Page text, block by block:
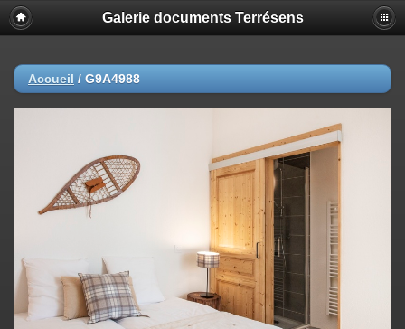
Galerie documents Terrésens
Accueil / G9A4988